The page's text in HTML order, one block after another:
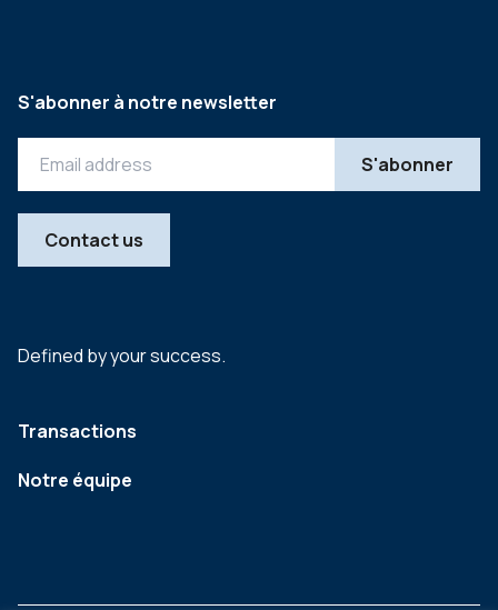
Defined by your success.
Transactions
Notre équipe
S'abonner à notre newsletter
Contact us